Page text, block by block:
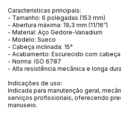
Características principais:
- Tamanho: 6 polegadas (153 mm)
- Abertura máxima: 19,3 mm (11/16”)
- Material: Aço Gedore-Vanadium
- Modelo: Sueco
- Cabeça inclinada: 15°
- Acabamento: Escurecido com
- Norma: ISO 6787
- Alta resistência mecânica e longa
Indicações de uso:
Indicada para manutenção geral,
serviços profissionais, oferecendo
manuseio.